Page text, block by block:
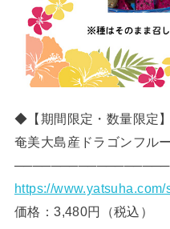
◆【期間限定・数量限定】
奄美大島産ドラゴンフル
https://
価格：3,480円（税込）